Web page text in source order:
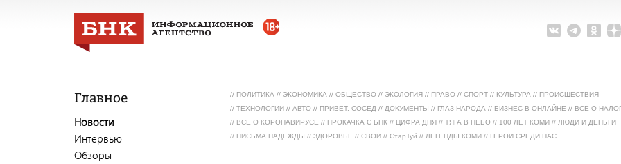
Главное
Новости
Интервью
Обзоры
// ПОЛИТИКА // ЭКОНОМИКА // ОБЩЕСТВО // ЭКОЛОГИЯ // ПРАВО // СПОРТ // КУЛЬТУРА // ПРОИСШЕСТВИЯ
// ТЕХНОЛОГИИ // АВТО // ПРИВЕТ, СОСЕД // ДОКУМЕНТЫ // ГЛАЗ НАРОДА // БИЗНЕС В ОНЛАЙНЕ // ВСЕ О
// ВСЕ О КОРОНАВИРУСЕ // ПРОКАЧКА С БНК // ЦИФРА ДНЯ // ТЯГА В НЕБО // 100 ЛЕТ КОМИ // ЛЮДИ И ДЕНЬГИ
// ПИСЬМА НАДЕЖДЫ // ЗДОРОВЬЕ // СВОИ // СтарТуй // ЛЕГЕНДЫ КОМИ // ГЕРОИ СРЕДИ НАС